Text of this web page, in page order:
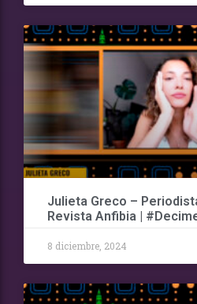
Julieta Greco –
Revista Anfibia |
8 diciembre, 2024